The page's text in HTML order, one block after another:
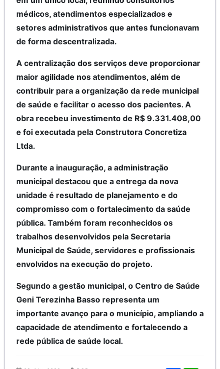
médicos, atendimentos especializados e
setores administrativos que antes funcionavam
de forma descentralizada.
A centralização dos serviços deve proporcionar
maior agilidade nos atendimentos, além de
contribuir para a organização da rede municipal
de saúde e facilitar o acesso dos pacientes. A
obra recebeu investimento de R$ 9.331.408,00
e foi executada pela Construtora Concretiza
Ltda.
Durante a inauguração, a administração
municipal destacou que a entrega da nova
unidade é resultado de planejamento e do
compromisso com o fortalecimento da saúde
pública. Também foram reconhecidos os
trabalhos desenvolvidos pela Secretaria
Municipal de Saúde, servidores e profissionais
envolvidos na execução do projeto.
Segundo a gestão municipal, o Centro de Saúde
Geni Terezinha Basso representa um
importante avanço para o município, ampliando a
capacidade de atendimento e fortalecendo a
rede pública de saúde local.